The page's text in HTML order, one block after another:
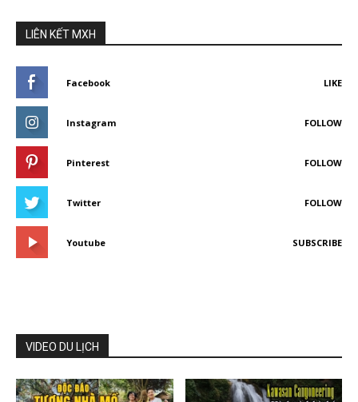
LIÊN KẾT MXH
Facebook LIKE
Instagram FOLLOW
Pinterest FOLLOW
Twitter FOLLOW
Youtube SUBSCRIBE
VIDEO DU LỊCH